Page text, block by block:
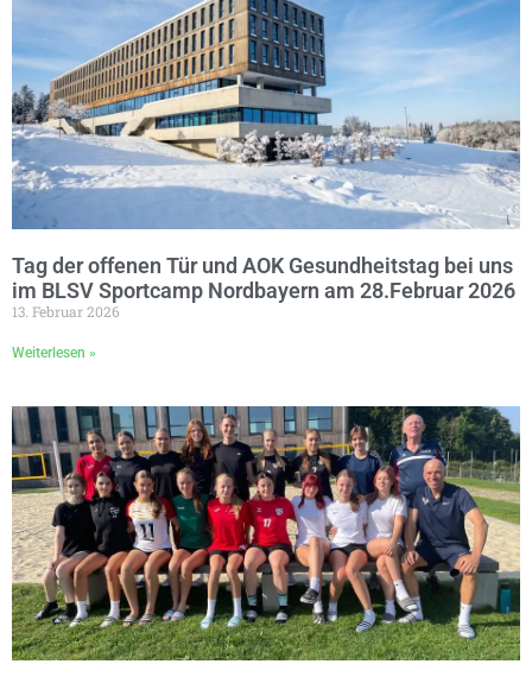
Tag der offenen Tür und AOK Gesundheitstag bei uns
im BLSV Sportcamp Nordbayern am 28.Februar 2026
13. Februar 2026
Weiterlesen »